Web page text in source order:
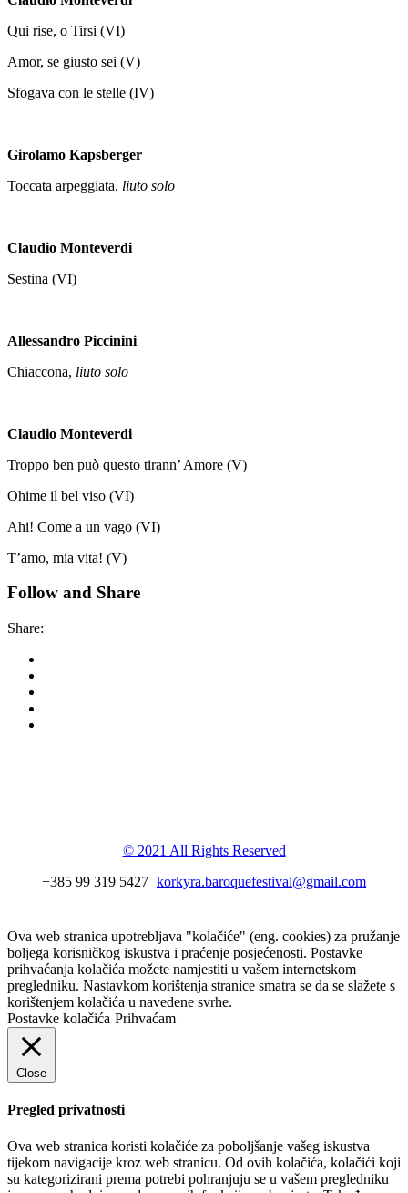
Qui rise, o Tirsi (VI)
Amor, se giusto sei (V)
Sfogava con le stelle (IV)
Girolamo Kapsberger
Toccata arpeggiata, liuto solo
Claudio Monteverdi
Sestina (VI)
Allessandro Piccinini
Chiaccona, liuto solo
Claudio Monteverdi
Troppo ben può questo tirann’ Amore (V)
Ohime il bel viso (VI)
Ahi! Come a un vago (VI)
T’amo, mia vita! (V)
Follow and Share
Share:
© 2021 All Rights Reserved
+385 99 319 5427 korkyra.baroquefestival@gmail.com
Ova web stranica upotrebljava "kolačiće" (eng. cookies) za pružanje
boljega korisničkog iskustva i praćenje posjećenosti. Postavke
prihvaćanja kolačića možete namjestiti u vašem internetskom
pregledniku. Nastavkom korištenja stranice smatra se da se slažete s
korištenjem kolačića u navedene svrhe.
Postavke kolačića Prihvaćam
Close
Pregled privatnosti
Ova web stranica koristi kolačiće za poboljšanje vašeg iskustva
tijekom navigacije kroz web stranicu. Od ovih kolačića, kolačići koji
su kategorizirani prema potrebi pohranjuju se u vašem pregledniku